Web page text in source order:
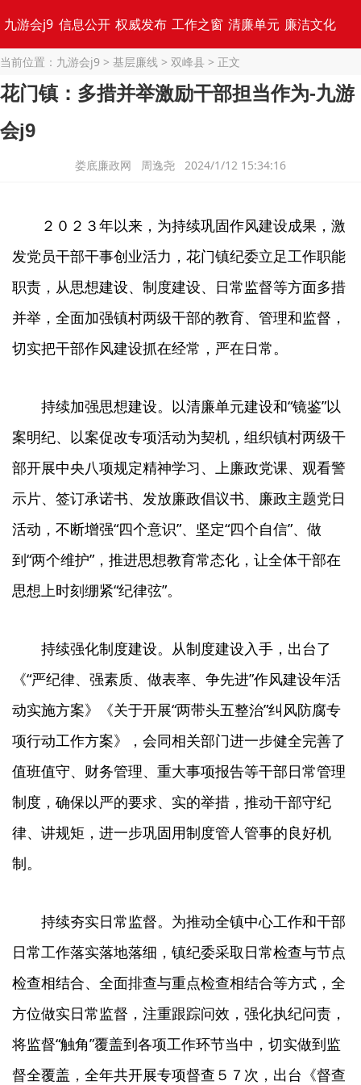
九游会j9 信息公开 权威发布 工作之窗 清廉单元 廉洁文化
专题集锦
当前位置： 九游会j9 > 基层廉线 > 双峰县 > 正文
花门镇：多措并举激励干部担当作为-九游
会j9
娄底廉政网 周逸尧 2024/1/12 15:34:16
２０２３年以来，为持续巩固作风建设成果，激
发党员干部干事创业活力，花门镇纪委立足工作职能
职责，从思想建设、制度建设、日常监督等方面多措
并举，全面加强镇村两级干部的教育、管理和监督，
切实把干部作风建设抓在经常，严在日常。
持续加强思想建设。以清廉单元建设和“镜鉴”以
案明纪、以案促改专项活动为契机，组织镇村两级干
部开展中央八项规定精神学习、上廉政党课、观看警
示片、签订承诺书、发放廉政倡议书、廉政主题党日
活动，不断增强“四个意识”、坚定“四个自信”、做
到“两个维护”，推进思想教育常态化，让全体干部在
思想上时刻绷紧“纪律弦”。
持续强化制度建设。从制度建设入手，出台了
《“严纪律、强素质、做表率、争先进”作风建设年活
动实施方案》《关于开展“两带头五整治”纠风防腐专
项行动工作方案》，会同相关部门进一步健全完善了
值班值守、财务管理、重大事项报告等干部日常管理
制度，确保以严的要求、实的举措，推动干部守纪
律、讲规矩，进一步巩固用制度管人管事的良好机
制。
持续夯实日常监督。为推动全镇中心工作和干部
日常工作落实落地落细，镇纪委采取日常检查与节点
检查相结合、全面排查与重点检查相结合等方式，全
方位做实日常监督，注重跟踪问效，强化执纪问责，
将监督“触角”覆盖到各项工作环节当中，切实做到监
督全覆盖，全年共开展专项督查５７次，出台《督查